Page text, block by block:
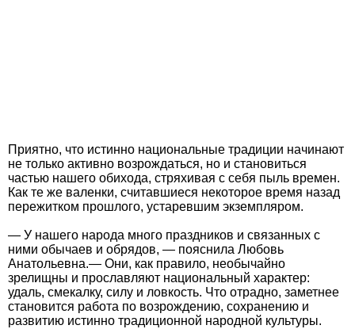
Приятно, что истинно национальные традиции начинают
не только активно возрождаться, но и становиться
частью нашего обихода, стряхивая с себя пыль времен.
Как те же валенки, считавшиеся некоторое время назад
пережитком прошлого, устаревшим экземпляром.
— У нашего народа много праздников и связанных с
ними обычаев и обрядов, — пояснила Любовь
Анатольевна.— Они, как правило, необычайно
зрелищны и прославляют национальный характер:
удаль, смекалку, силу и ловкость. Что отрадно, заметнее
становится работа по возрождению, сохранению и
развитию истинно традиционной народной культуры.